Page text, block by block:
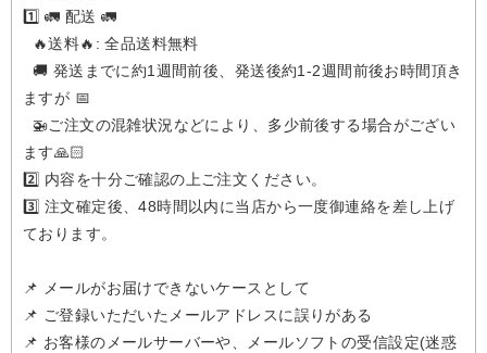
1️⃣ 🚛 配送 🚛
🔥送料🔥: 全品送料無料
🚚 発送までに約1週間前後、発送後約1-2週間前後お時間頂き
ますが 📅
🚁️ご注文の混雑状況などにより、多少前後する場合がござい
ます🙏🏻
2️⃣ 内容を十分ご確認の上ご注文ください。
3️⃣ 注文確定後、48時間以内に当店から一度御連絡を差し上げ
ております。
📌 メールがお届けできないケースとして
📌 ご登録いただいたメールアドレスに誤りがある
📌 お客様のメールサーバーや、メールソフトの受信設定(迷惑